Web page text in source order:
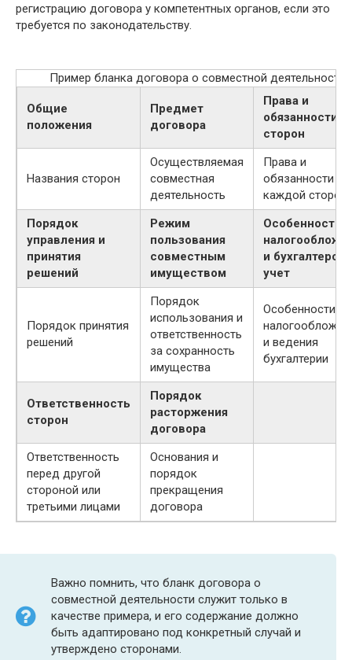
регистрацию договора у компетентных органов, если это
требуется по законодательству.
Пример бланка договора о совместной деятельности
Общие
положения
Предмет
договора
Права и
обязанности
сторон
Названия сторон
Осуществляемая
совместная
деятельность
Права и
обязанности
каждой
Порядок
управления и
принятия
решений
Режим
пользования
совместным
имуществом
Особенности
и
учет
Порядок принятия
решений
Порядок
использования и
ответственность
за сохранность
имущества
Особенности
и ведения
бухгалтерии
Ответственность
сторон
Порядок
расторжения
договора
Ответственность
перед другой
стороной или
третьими лицами
Основания и
порядок
прекращения
договора
Важно помнить, что бланк договора о
совместной деятельности служит только в
качестве примера, и его содержание должно
быть адаптировано под конкретный случай и
утверждено сторонами.